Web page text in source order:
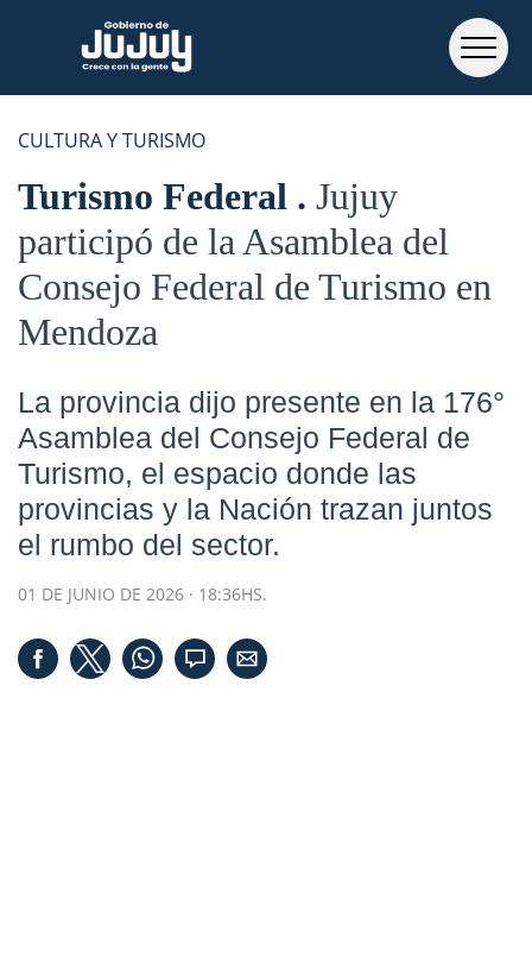
CULTURA Y TURISMO
Turismo Federal
Jujuy
participó de la Asamblea del
Consejo Federal de Turismo en
Mendoza
La provincia dijo presente en la 176°
Asamblea del Consejo Federal de
Turismo, el espacio donde las
provincias y la Nación trazan juntos
el rumbo del sector.
01 DE JUNIO DE 2026 · 18:36HS.